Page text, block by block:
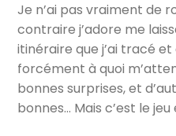
Je n’ai pas vraiment de
contraire j’adore me
itinéraire que j’ai tracé
forcément à quoi
bonnes surprises, et
bonnes… Mais c’est le